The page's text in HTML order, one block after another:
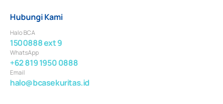
Hubungi Kami
Halo BCA
1500888 ext 9
WhatsApp
+62 819 1950 0888
Email
halo@bcasekuritas.id